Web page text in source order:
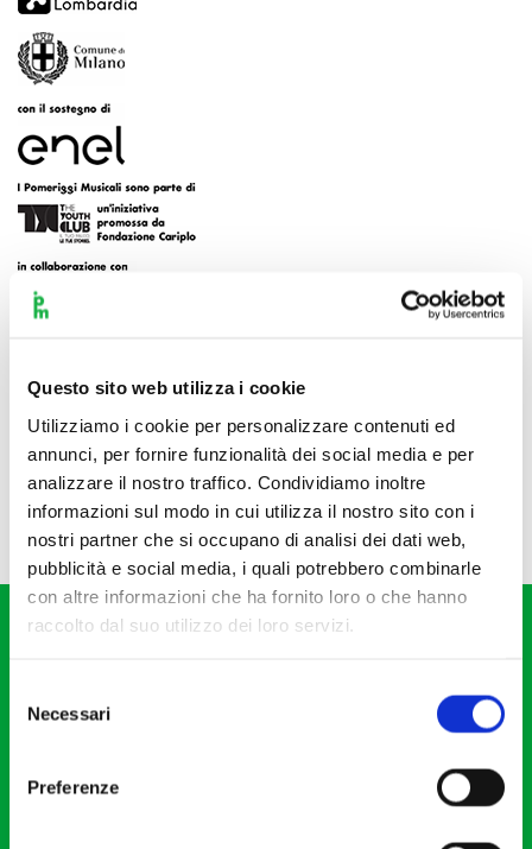
Questo sito web utilizza i cookie
Utilizziamo i cookie per personalizzare contenuti ed
annunci, per fornire funzionalità dei social media e per
analizzare il nostro traffico. Condividiamo inoltre
informazioni sul modo in cui utilizza il nostro sito con i
nostri partner che si occupano di analisi dei dati web,
pubblicità e social media, i quali potrebbero combinarle
con altre informazioni che ha fornito loro o che hanno
raccolto dal suo utilizzo dei loro servizi.
delNecessari
Preferenze
Via S. Giovanni sul Muro, 2